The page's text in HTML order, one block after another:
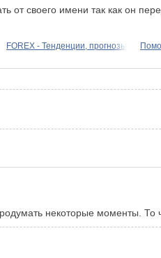
от своего имени так как он
FOREX - Тенденции, прогнозы
некоторые моменты. То